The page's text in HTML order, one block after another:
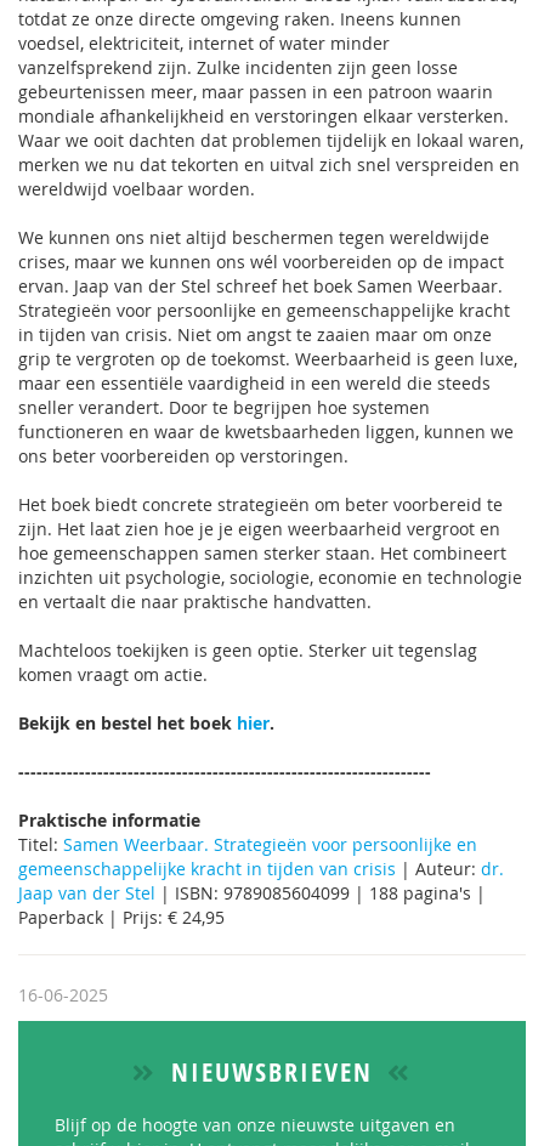
totdat ze onze directe omgeving raken. Ineens kunnen
voedsel, elektriciteit, internet of water minder
vanzelfsprekend zijn. Zulke incidenten zijn geen losse
gebeurtenissen meer, maar passen in een patroon waarin
mondiale afhankelijkheid en verstoringen elkaar versterken.
Waar we ooit dachten dat problemen tijdelijk en lokaal waren,
merken we nu dat tekorten en uitval zich snel verspreiden en
wereldwijd voelbaar worden.
We kunnen ons niet altijd beschermen tegen wereldwijde
crises, maar we kunnen ons wél voorbereiden op de impact
ervan. Jaap van der Stel schreef het boek Samen Weerbaar.
Strategieën voor persoonlijke en gemeenschappelijke kracht
in tijden van crisis. Niet om angst te zaaien maar om onze
grip te vergroten op de toekomst. Weerbaarheid is geen luxe,
maar een essentiële vaardigheid in een wereld die steeds
sneller verandert. Door te begrijpen hoe systemen
functioneren en waar de kwetsbaarheden liggen, kunnen we
ons beter voorbereiden op verstoringen.
Het boek biedt concrete strategieën om beter voorbereid te
zijn. Het laat zien hoe je je eigen weerbaarheid vergroot en
hoe gemeenschappen samen sterker staan. Het combineert
inzichten uit psychologie, sociologie, economie en technologie
en vertaalt die naar praktische handvatten.
Machteloos toekijken is geen optie. Sterker uit tegenslag
komen vraagt om actie.
Bekijk en bestel het boek hier.
--------------------------------------------------------------------
Praktische informatie
Titel: Samen Weerbaar. Strategieën voor persoonlijke en
gemeenschappelijke kracht in tijden van crisis | Auteur: dr.
Jaap van der Stel | ISBN: 9789085604099 | 188 pagina's |
Paperback | Prijs: € 24,95
16-06-2025
NIEUWSBRIEVEN
Blijf op de hoogte van onze nieuwste uitgaven en